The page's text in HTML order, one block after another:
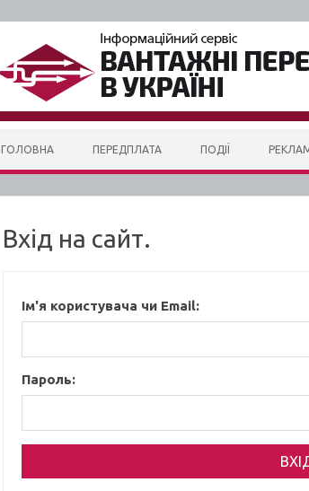
ГОЛОВНА ПЕРЕДПЛАТА ПОДІЇ
Вхід на сайт.
Ім'я користувача чи Email:
Пароль: